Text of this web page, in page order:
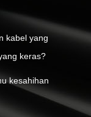
kabel yang
keras?
kesahihan